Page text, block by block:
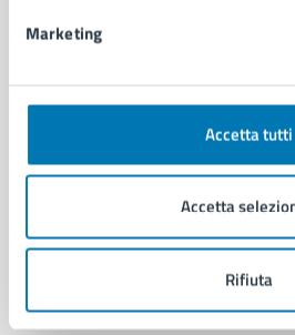
Marketing
Accetta tutti
Accetta
Rifiuta
Aree amministrative
Uffici
Politici
Intranet, posta aziendale e protocollo